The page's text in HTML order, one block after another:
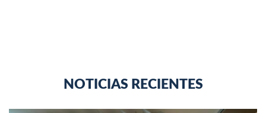
NOTICIAS RECIENTES